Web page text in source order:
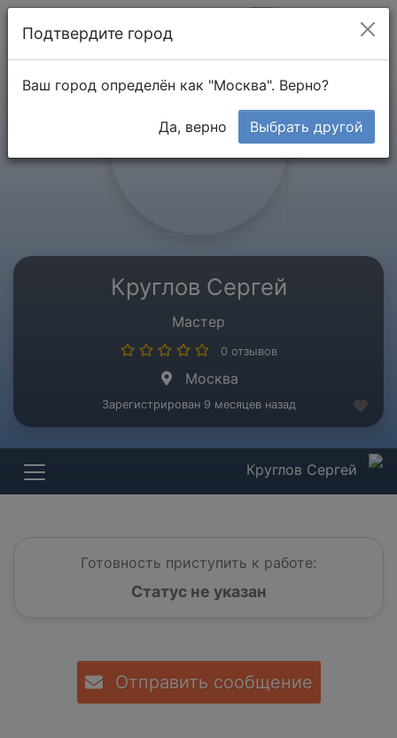
Круглов Сергей
Мастер
0 отзывов
Москва
Зарегистрирован 9 месяцев назад
Круглов Сергей
Готовность приступить к работе:
Статус не указан
Отправить сообщение
Подтвердите город
Ваш город определён как "Москва". Верно?
Да, верно Выбрать другой